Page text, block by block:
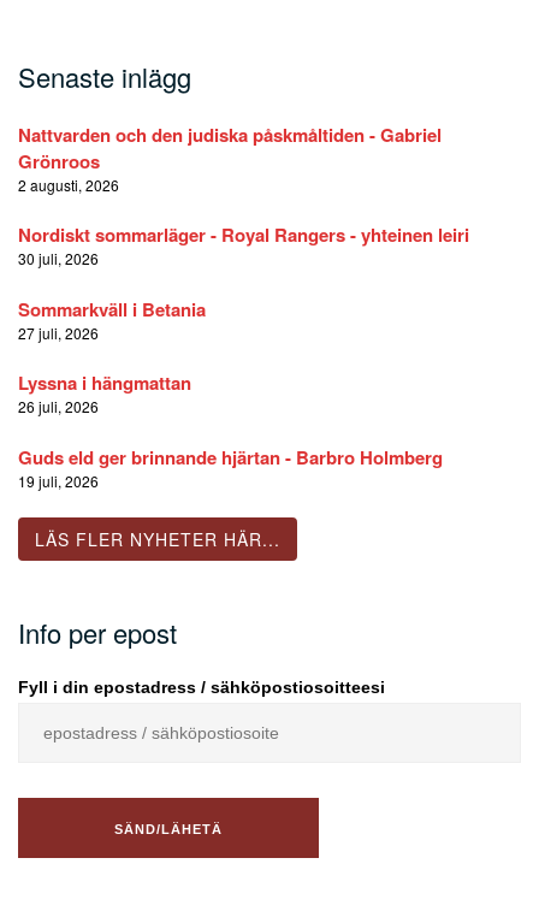
Senaste inlägg
Nattvarden och den judiska påskmåltiden - Gabriel
Grönroos
2 augusti, 2026
Nordiskt sommarläger - Royal Rangers - yhteinen leiri
30 juli, 2026
Sommarkväll i Betania
27 juli, 2026
Lyssna i hängmattan
26 juli, 2026
Guds eld ger brinnande hjärtan - Barbro Holmberg
19 juli, 2026
LÄS FLER NYHETER HÄR...
Info per epost
Fyll i din epostadress / sähköpostiosoitteesi